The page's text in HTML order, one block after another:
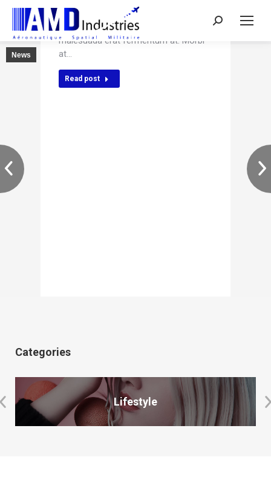
Search:
News
Nulla a velit quis ex ornare rhoncus.
Donec imperdiet risus justo, vel
malesuada erat fermentum at. Morbi
at…
Read post
Categories
Lifestyle